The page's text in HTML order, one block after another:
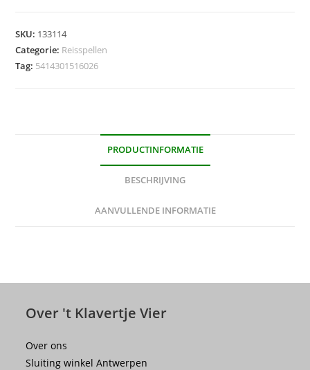
-
Noah's
SKU: 133114
Categorie: Reisspellen
Tag: 5414301516026
PRODUCTINFORMATIE
BESCHRIJVING
AANVULLENDE INFORMATIE
Over 't Klavertje Vier
Over ons
Sluiting winkel Antwerpen